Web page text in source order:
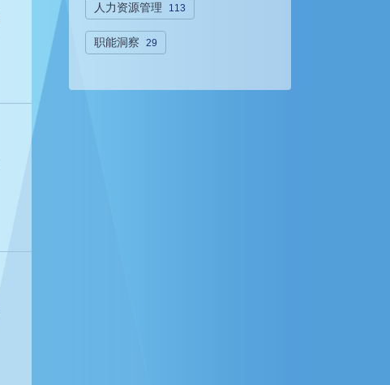
人力资源管理 113
职能洞察 29